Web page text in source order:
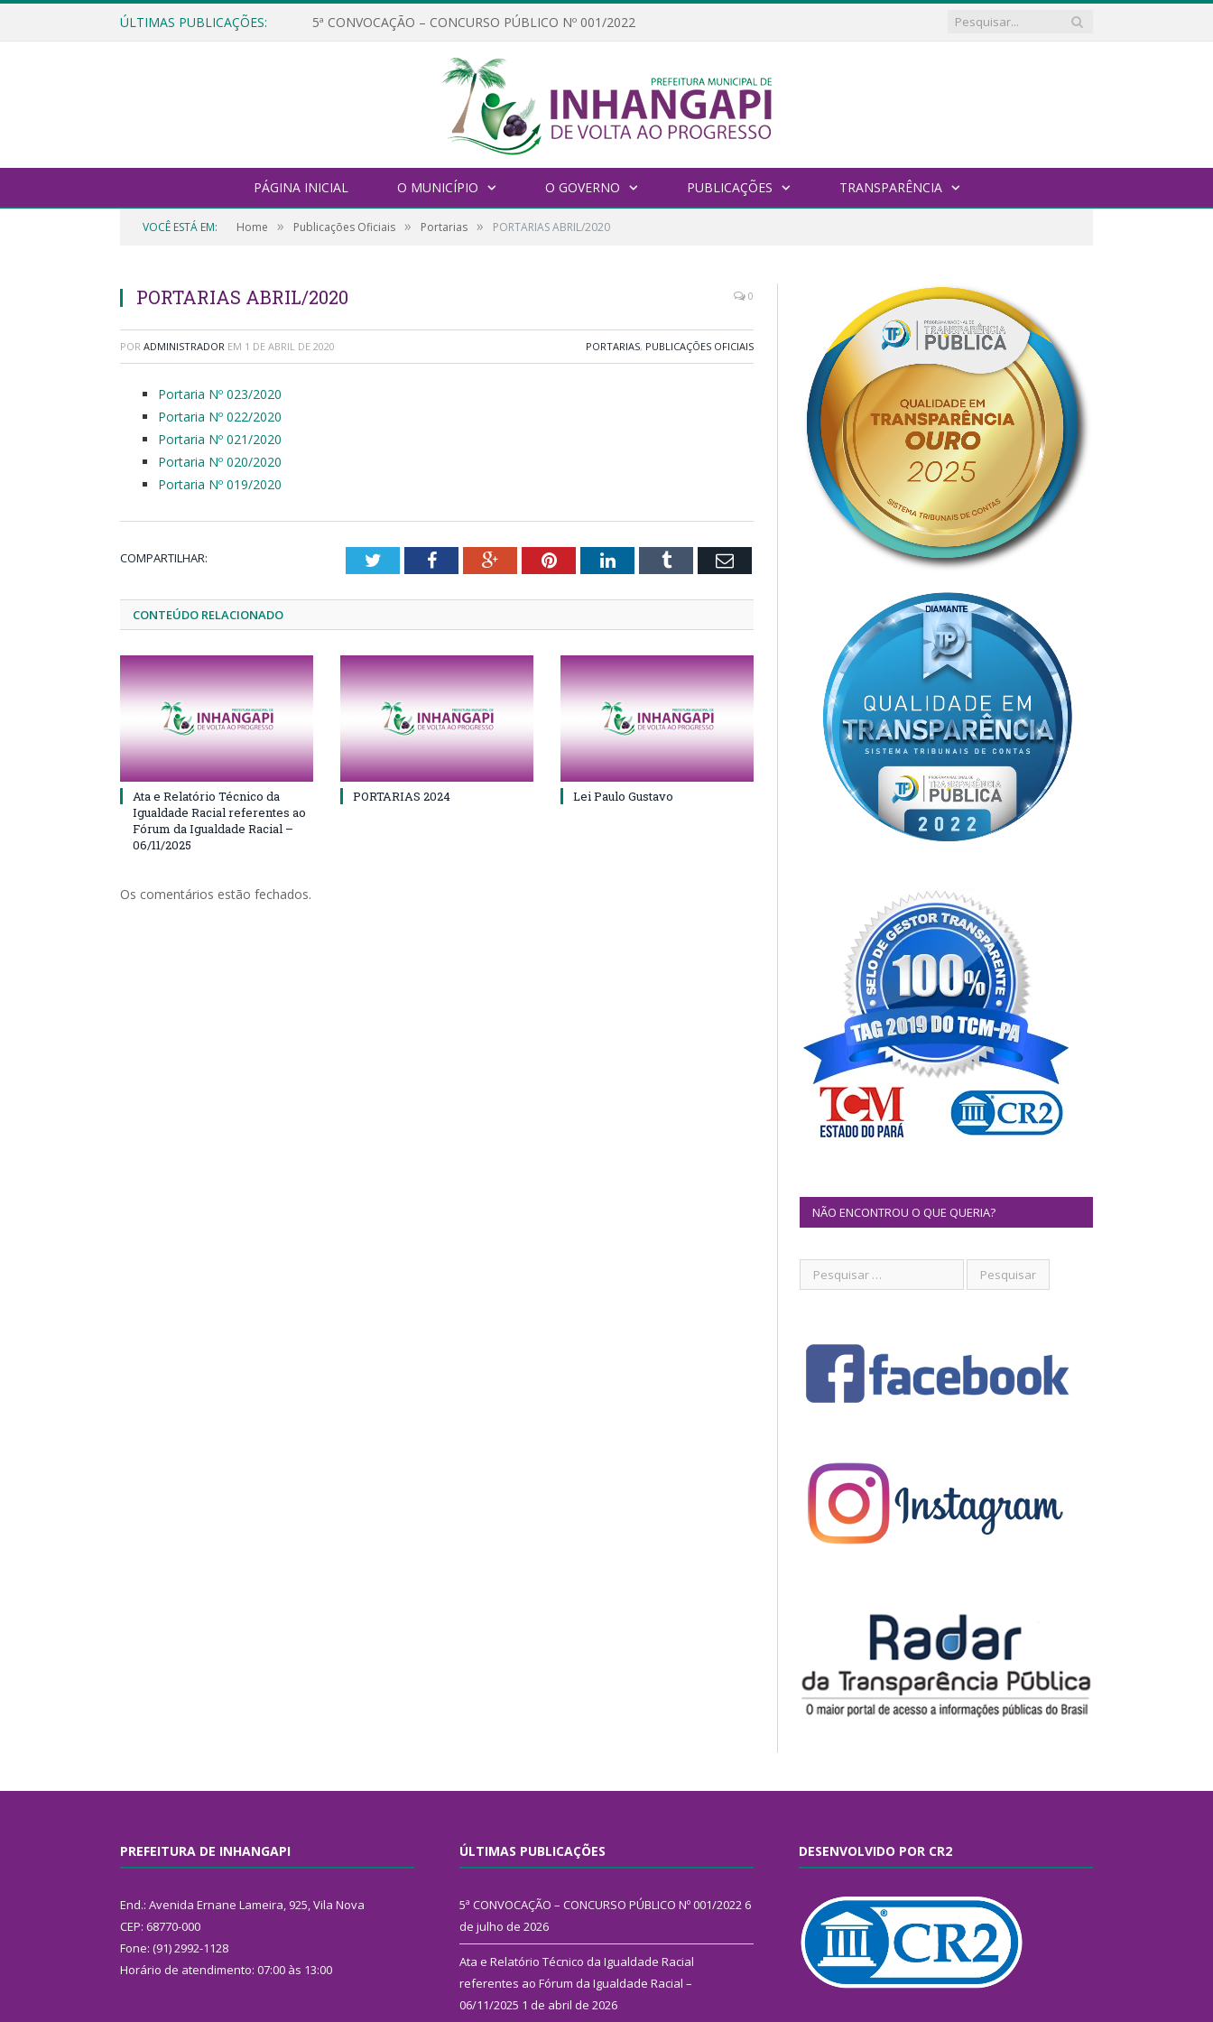
ÚLTIMAS PUBLICAÇÕES: 5ª CONVOCAÇÃO – CONCURSO PÚBLICO Nº 001/2022
PÁGINA INICIAL O MUNICÍPIO O GOVERNO PUBLICAÇÕES TRANSPARÊNCIA
VOCÊ ESTÁ EM: Home » Publicações Oficiais » Portarias » PORTARIAS ABRIL/2020
PORTARIAS ABRIL/2020 0
POR ADMINISTRADOR EM 1 DE ABRIL DE 2020 PORTARIAS, PUBLICAÇÕES OFICIAIS
Portaria Nº 023/2020
Portaria Nº 022/2020
Portaria Nº 021/2020
Portaria Nº 020/2020
Portaria Nº 019/2020
COMPARTILHAR: TwitterFacebookGoogle+PinterestLinkedInTumblr Email
CONTEÚDO RELACIONADO
Ata e Relatório Técnico da
Igualdade Racial referentes ao
Fórum da Igualdade Racial –
06/11/2025
PORTARIAS 2024 Lei Paulo Gustavo
Os comentários estão fechados.
NÃO ENCONTROU O QUE QUERIA?
PREFEITURA DE INHANGAPI
End.: Avenida Ernane Lameira, 925, Vila Nova
CEP: 68770-000
Fone: (91) 2992-1128
Horário de atendimento: 07:00 às 13:00
ÚLTIMAS PUBLICAÇÕES
5ª CONVOCAÇÃO – CONCURSO PÚBLICO Nº 001/2022 6
de julho de 2026
Ata e Relatório Técnico da Igualdade Racial
referentes ao Fórum da Igualdade Racial –
06/11/2025 1 de abril de 2026
DESENVOLVIDO POR CR2